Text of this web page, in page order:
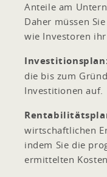
Anteile am
Daher müssen
wie Investoren
die bis zum
Investitionen auf.
wirtschaftlichen
indem Sie die
ermittelten